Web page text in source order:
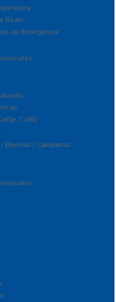
Beam
de Emergencia
Cat6)
Bocinas / Campanas